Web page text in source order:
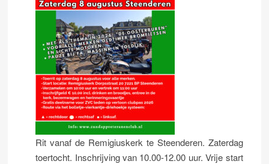
Rit vanaf de Remigiuskerk te Steenderen. Zaterdag
toertocht. Inschrijving van 10.00-12.00 uur. Vrije start